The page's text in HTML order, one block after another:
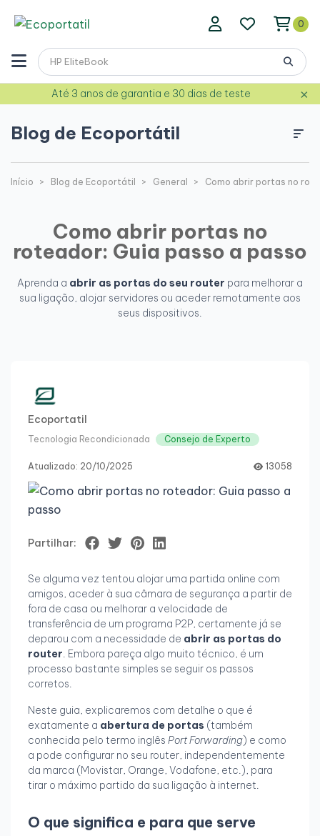
0
Até 3 anos de garantia e 30 dias de teste ×
Blog de Ecoportátil
Início Blog de Ecoportátil General Como abrir portas no
Como abrir portas no
roteador: Guia passo a passo
Aprenda a abrir as portas do seu router para melhorar a
sua ligação, alojar servidores ou aceder remotamente aos
seus dispositivos.
Ecoportatil
Tecnologia Recondicionada Consejo de Experto
Atualizado: 20/10/2025 13058
Partilhar:
Se alguma vez tentou alojar uma partida online com
amigos, aceder à sua câmara de segurança a partir de
fora de casa ou melhorar a velocidade de
transferência de um programa P2P, certamente já se
deparou com a necessidade de abrir as portas do
router. Embora pareça algo muito técnico, é um
processo bastante simples se seguir os passos
corretos.
Neste guia, explicaremos com detalhe o que é
exatamente a abertura de portas (também
conhecida pelo termo inglês Port Forwarding) e como
a pode configurar no seu router, independentemente
da marca (Movistar, Orange, Vodafone, etc.), para
tirar o máximo partido da sua ligação à internet.
O que significa e para que serve